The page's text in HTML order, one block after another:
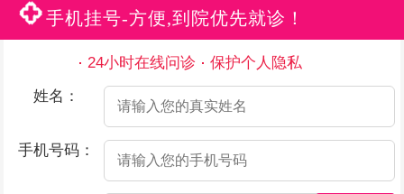
手机挂号-方便,到院优先就诊！
24小时在线问诊
保护个人隐私
姓名：
手机号码：